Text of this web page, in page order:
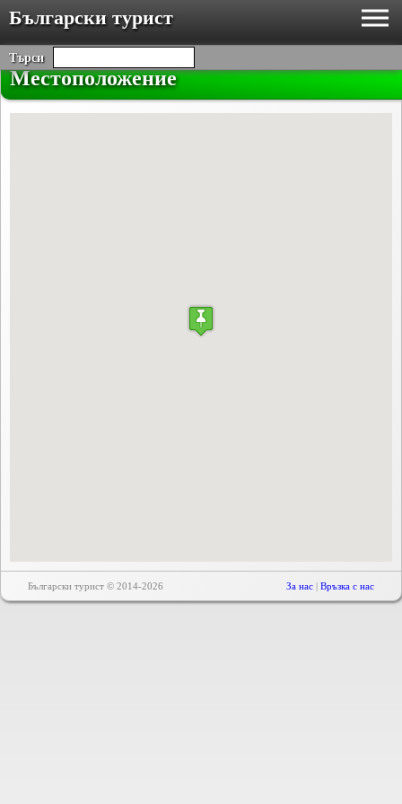
Български турист
Търси
Местоположение
Български турист © 2014-2026 За нас | Връзка с нас